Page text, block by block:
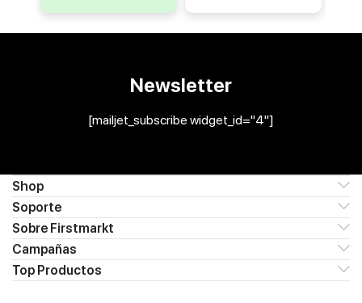
Newsletter
[mailjet_subscribe widget_id="4"]
Shop
Soporte
Sobre Firstmarkt
Campañas
Top Productos